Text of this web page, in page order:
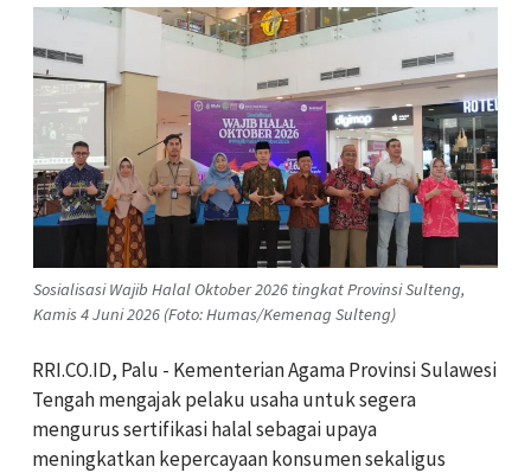
Sosialisasi Wajib Halal Oktober 2026 tingkat Provinsi Sulteng,
Kamis 4 Juni 2026 (Foto: Humas/Kemenag Sulteng)
RRI.CO.ID, Palu - Kementerian Agama Provinsi Sulawesi
Tengah mengajak pelaku usaha untuk segera
mengurus sertifikasi halal sebagai upaya
meningkatkan kepercayaan konsumen sekaligus